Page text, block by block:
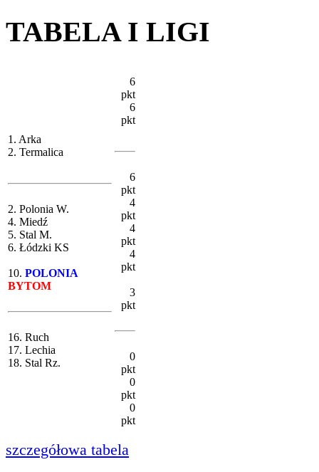
TABELA I LIGI
1. Arka
2. Termalica
2. Polonia W.
4. Miedź
5. Stal M.
6. Łódzki KS
10. POLONIA
BYTOM
16. Ruch
17. Lechia
18. Stal Rz.
6
pkt
6
pkt
6
pkt
4
pkt
4
pkt
4
pkt
3
pkt
0
pkt
0
pkt
0
pkt
szczegółowa tabela